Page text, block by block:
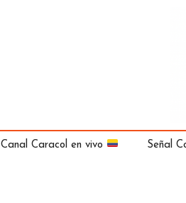
Canal Caracol en vivo Señal